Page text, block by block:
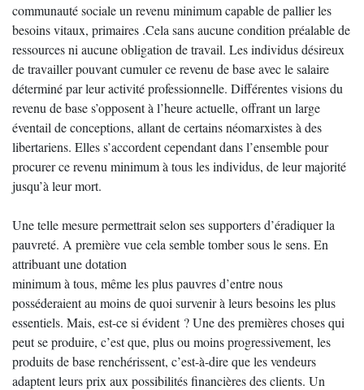
communauté sociale un revenu minimum capable de pallier les
besoins vitaux, primaires .Cela sans aucune condition préalable de
ressources ni aucune obligation de travail. Les individus désireux
de travailler pouvant cumuler ce revenu de base avec le salaire
déterminé par leur activité professionnelle. Différentes visions du
revenu de base s’opposent à l’heure actuelle, offrant un large
éventail de conceptions, allant de certains néomarxistes à des
libertariens. Elles s’accordent cependant dans l’ensemble pour
procurer ce revenu minimum à tous les individus, de leur majorité
jusqu’à leur mort.
Une telle mesure permettrait selon ses supporters d’éradiquer la
pauvreté. A première vue cela semble tomber sous le sens. En
attribuant une dotation
minimum à tous, même les plus pauvres d’entre nous
posséderaient au moins de quoi survenir à leurs besoins les plus
essentiels. Mais, est-ce si évident ? Une des premières choses qui
peut se produire, c’est que, plus ou moins progressivement, les
produits de base renchérissent, c’est-à-dire que les vendeurs
adaptent leurs prix aux possibilités financières des clients. Un